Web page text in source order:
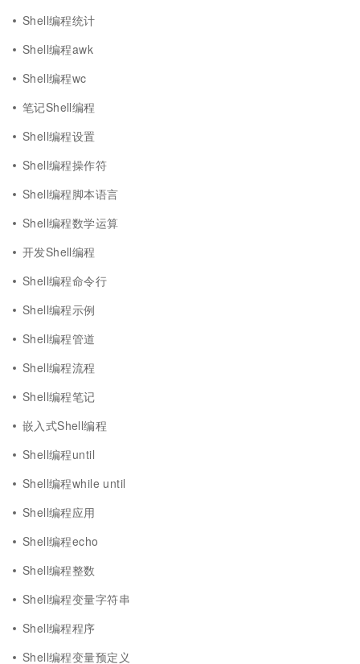
Shell编程统计
Shell编程awk
Shell编程wc
笔记Shell编程
Shell编程设置
Shell编程操作符
Shell编程脚本语言
Shell编程数学运算
开发Shell编程
Shell编程命令行
Shell编程示例
Shell编程管道
Shell编程流程
Shell编程笔记
嵌入式Shell编程
Shell编程until
Shell编程while until
Shell编程应用
Shell编程echo
Shell编程整数
Shell编程变量字符串
Shell编程程序
Shell编程变量预定义